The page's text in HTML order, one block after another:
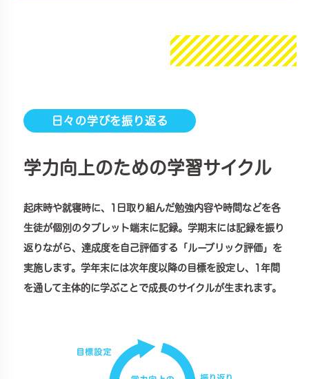
日々の学びを振り返る
学力向上のための学習サイクル
起床時や就寝時に、1日取り組んだ勉強内容や時間などを各
生徒が個別のタブレット端末に記録。学期末には記録を振り
返りながら、達成度を自己評価する「ルーブリック評価」を
実施します。学年末には次年度以降の目標を設定し、1年間
を通して主体的に学ぶことで成長のサイクルが生まれます。